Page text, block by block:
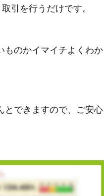
引を行うだけです。
ものかイマイチよくわか
とできますので、ご安心